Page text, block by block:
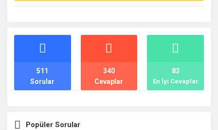
İstatistikler
Sorular
511
Cevaplar
340
En İyi Cevaplar
83
Popüler Sorular